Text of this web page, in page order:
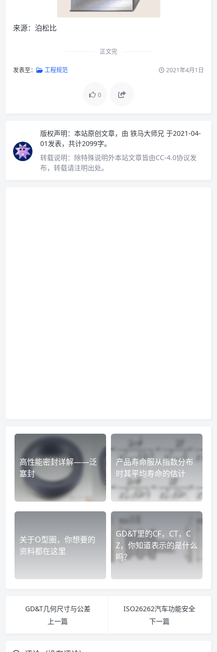
来源：泊松比
正文完
发表至： 工程规范 2021年4月1日
0
版权声明： 本站原创文章，由 铁马大师兄 于2021-04-
01发表，共计2099字。
转载说明： 除特殊说明外本站文章皆由CC-4.0协议发
布，转载请注明出处。
高性能密封详解——泛
塞封
产品寿命服从指数分布
时其平均寿命的估计
关于O型圈，你想要的
资料都在这里
GD&T里的CF，CT，C
Z，你知道表示的是什么
吗？
GD&T几何尺寸与公差
上一篇
ISO26262汽车功能安全
下一篇